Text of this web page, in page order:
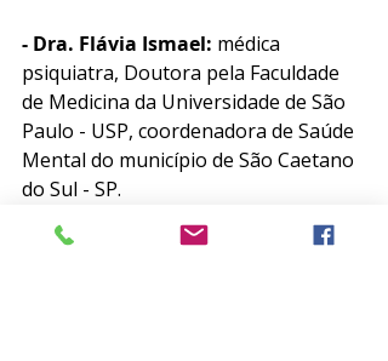
- Dra. Flávia Ismael: médica
psiquiatra, Doutora pela Faculdade
de Medicina da Universidade de São
Paulo - USP, coordenadora de Saúde
Mental do município de São Caetano
do Sul - SP.
- Dr. Roberto Mendes: